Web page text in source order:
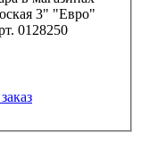
3" "Евро"
щетина, дер.ручка арт. 0128250